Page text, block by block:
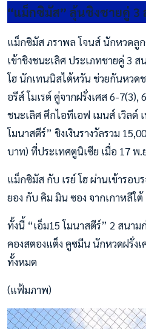
“แม็กซิมัส” ลุ้นชิงชายคู่ 3
แม็กซิมัส ภราพล โจนส์ นักหวดลู
เข้าชิงชนะเลิศ ประเภทชายคู่ 3
โฮ นักเทนนิสไต้หวัน ช่วยกันหวด
อรีส์ โมเรต์ คู่จากฝรั่งเศส 6-
ชนะเลิศ ศึกไอทีเอฟ เมนส์ เวิลด์
โมนาสตีร์” ชิงเงินรางวัลรวม
บาท) ที่ประเทศตูนิเซีย เมื่อ 17 พ.
แม็กซิมัส กับ เรย์ โฮ ผ่านเข้ารอ
ยอง กับ คิม มิน ซอง จากเกาหลีใต้
ทั้งนี้ “เอ็ม15 โมนาสตีร์” 2 สน
คองสตองแต็ง คูซมีน นักหวดฝรั่ง
ทั้งหมด
(แฟ้มภาพ)